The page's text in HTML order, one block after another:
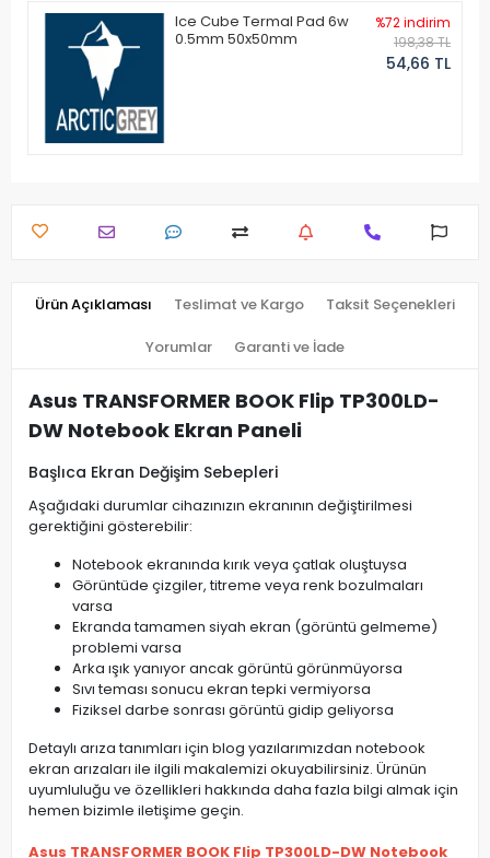
Ice Cube Termal Pad 6w
0.5mm 50x50mm
%72 indirim
198,38 TL
54,66 TL
Ürün Açıklaması Teslimat ve Kargo Taksit Seçenekleri
Yorumlar Garanti ve İade
Asus TRANSFORMER BOOK Flip TP300LD-
DW Notebook Ekran Paneli
Başlıca Ekran Değişim Sebepleri
Aşağıdaki durumlar cihazınızın ekranının değiştirilmesi
gerektiğini gösterebilir:
Notebook ekranında kırık veya çatlak oluştuysa
Görüntüde çizgiler, titreme veya renk bozulmaları
varsa
Ekranda tamamen siyah ekran (görüntü gelmeme)
problemi varsa
Arka ışık yanıyor ancak görüntü görünmüyorsa
Sıvı teması sonucu ekran tepki vermiyorsa
Fiziksel darbe sonrası görüntü gidip geliyorsa
Detaylı arıza tanımları için blog yazılarımızdan notebook
ekran arızaları ile ilgili makalemizi okuyabilirsiniz. Ürünün
uyumluluğu ve özellikleri hakkında daha fazla bilgi almak için
hemen bizimle iletişime geçin.
Asus TRANSFORMER BOOK Flip TP300LD-DW Notebook